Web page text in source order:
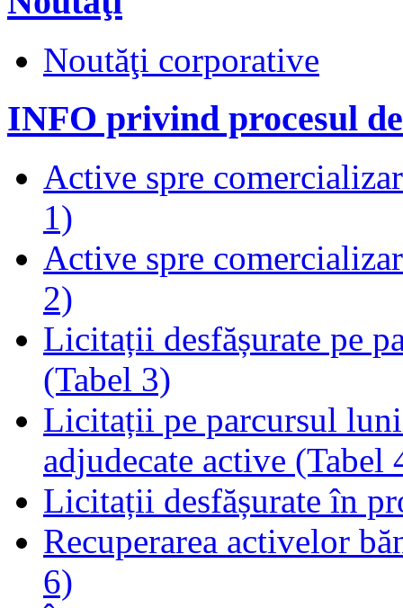
Noutăţi corporative
INFO privind procesul
Active spre
1)
Active spre
2)
Licitații desfășurate pe
(Tabel 3)
Licitații pe parcursul
adjudecate active (Tabel
Licitații desfășurate în
Recuperarea activelor
6)